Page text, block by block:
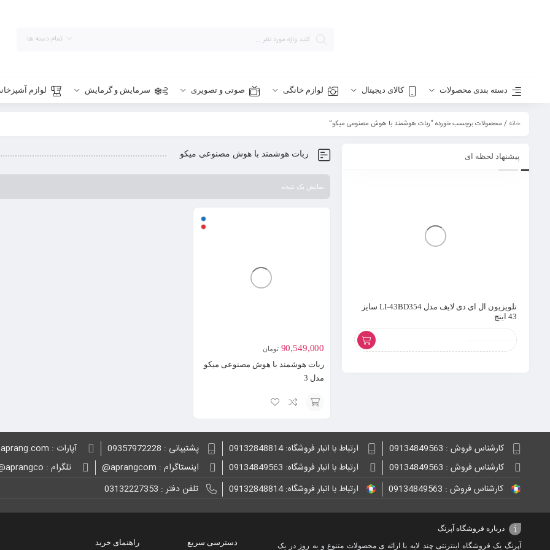
تمام دسته ها
دسته بندی محصولات کالای دیجیتال لوازم خانگی صوتی و تصویری سرمایش و گرمایش لوازم
خانه/ محصولات برچسب خورده “ربات هوشمند با هوش مصنوعی میکو”
ربات هوشمند با هوش مصنوعی میکو
نمایش یک نتیجه
90,549,000 تومان
ربات هوشمند با هوش مصنوعی میکو
مدل 3
پیشنهاد لحظه ای
تلویزیون ال ای دی لایف مدل LI-43BD354 سایز
43 اینچ
کارشناس فروش : 09134849563 ارتباط با انبار فروشگاه: 09132848814 پشتیبانی : 09357972228
آپارات : aprang.com@
کارشناس فروش : 09134849563
ارتباط با انبار فروشگاه: 09134849563 اینستاگرام : aprangcom@
تلگرام : aprangco@
کارشناس فروش : 09134849563
ارتباط با انبار فروشگاه: 09132848814 تلفن دفتر : 03132227353
درباره فروشگاه آپرنگ
آپرنگ یک فروشگاه اینترنتی چند لایه با ارائه ی محصولات متنوع و به روز در یک دسترسی سریع راهنمای خرید